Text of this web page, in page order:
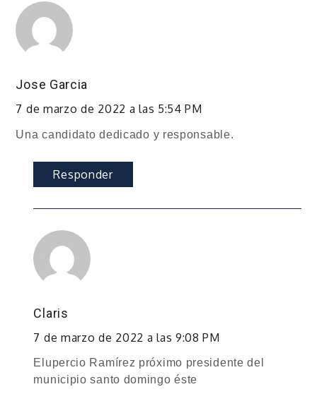
Jose Garcia
7 de marzo de 2022 a las 5:54 PM
Una candidato dedicado y responsable.
Responder
Claris
7 de marzo de 2022 a las 9:08 PM
Elupercio Ramírez próximo presidente del
municipio santo domingo éste